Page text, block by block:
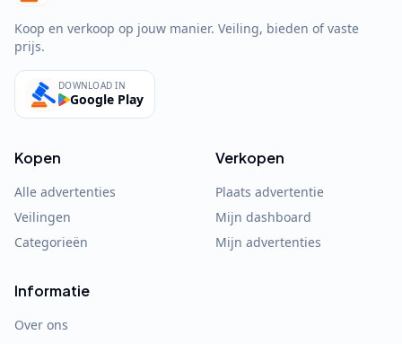
Koop en verkoop op jouw manier. Veiling, bieden of vaste
prijs.
DOWNLOAD IN
Google Play
Kopen
Alle advertenties
Veilingen
Categorieën
Verkopen
Plaats advertentie
Mijn dashboard
Mijn advertenties
Informatie
Over ons